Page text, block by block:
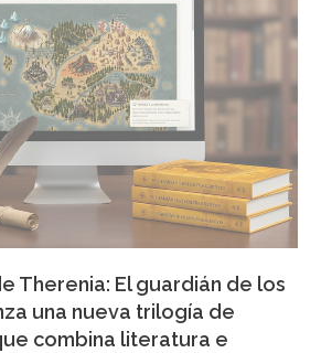
Therenia: El guardián de los
una nueva trilogía de
combina literatura e